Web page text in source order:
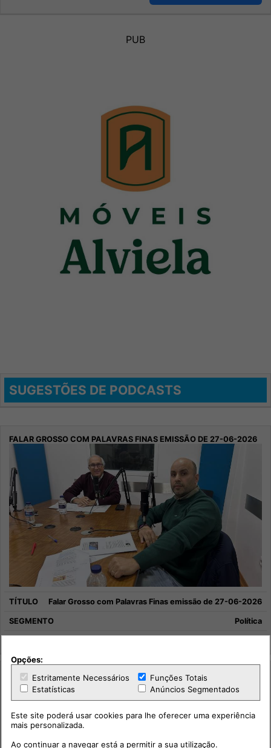
PUB
SUGESTÕES DE PODCASTS
Falar Grosso com Palavras Finas emissão de 27-06-2026
Política
Opções:
Estritamente Necessários
Funções Totais
Estatísticas
Anúncios Segmentados
Este site poderá usar cookies para lhe oferecer uma experiência
mais personalizada.
Ao continuar a navegar está a permitir a sua utilização.